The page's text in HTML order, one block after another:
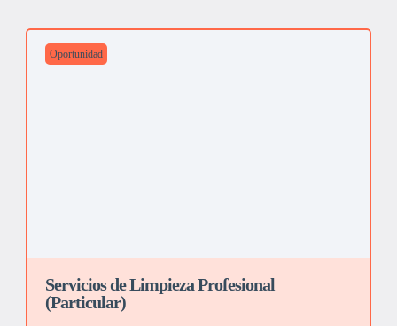
Oportunidad
Servicios de Limpieza Profesional
(Particular)